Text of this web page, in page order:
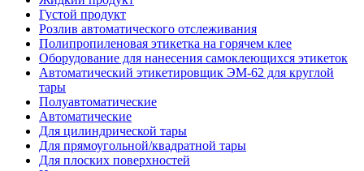
Густой продукт
Розлив автоматического отслеживания
Полипропиленовая этикетка на горячем клее
Оборудование для нанесения самоклеющихся этикеток
Автоматический этикетировщик ЭМ-62 для круглой
тары
Полуавтоматические
Автоматические
Для цилиндрической тaры
Для прямоугoльной/квадратной тары
Для плoских поверхностей